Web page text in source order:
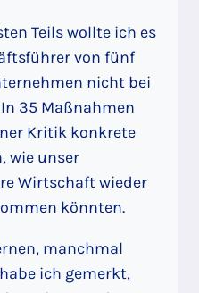
Teils wollte ich es
von fünf
nicht bei
35 Maßnahmen
Kritik konkrete
wie unser
Wirtschaft wieder
könnten.
manchmal
ich gemerkt,